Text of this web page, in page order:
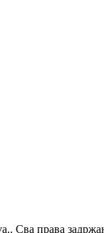
Сва права